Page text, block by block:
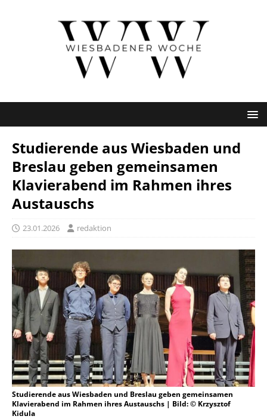
Studierende aus Wiesbaden und
Breslau geben gemeinsamen
Klavierabend im Rahmen ihres
Austauschs
23.01.2026 redaktion
Studierende aus Wiesbaden und Breslau geben gemeinsamen
Klavierabend im Rahmen ihres Austauschs | Bild: © Krzysztof
Kidula